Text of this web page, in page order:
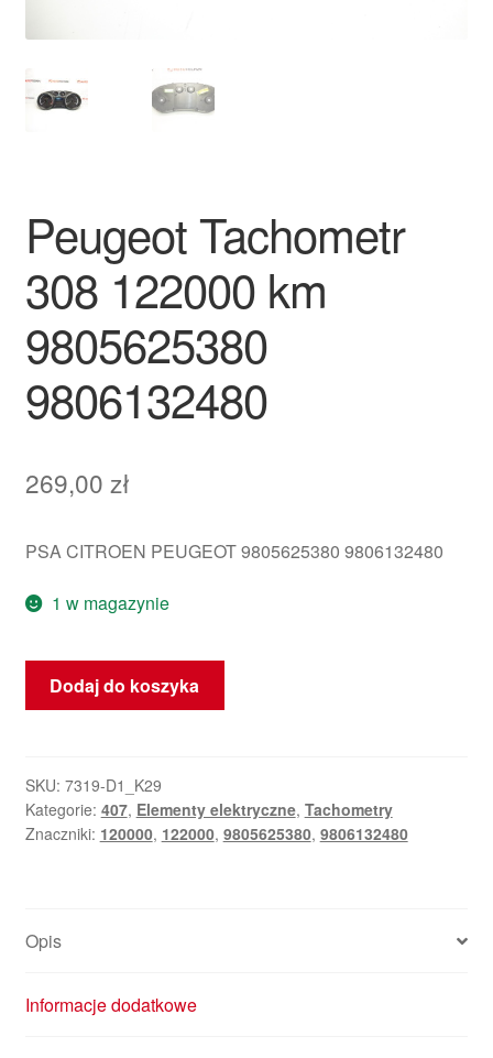
Skarga
Zasady i warunki
Peugeot Tachometr
308 122000 km
9805625380
9806132480
269,00 zł
PSA CITROEN PEUGEOT 9805625380 9806132480
1 w magazynie
ilość
Peugeot
122000
km
9805625380
Dodaj do koszyka
SKU: 7319-D1_K29
Kategorie: 407, Elementy elektryczne, Tachometry
Znaczniki: 120000, 122000, 9805625380, 9806132480
Opis
Informacje dodatkowe